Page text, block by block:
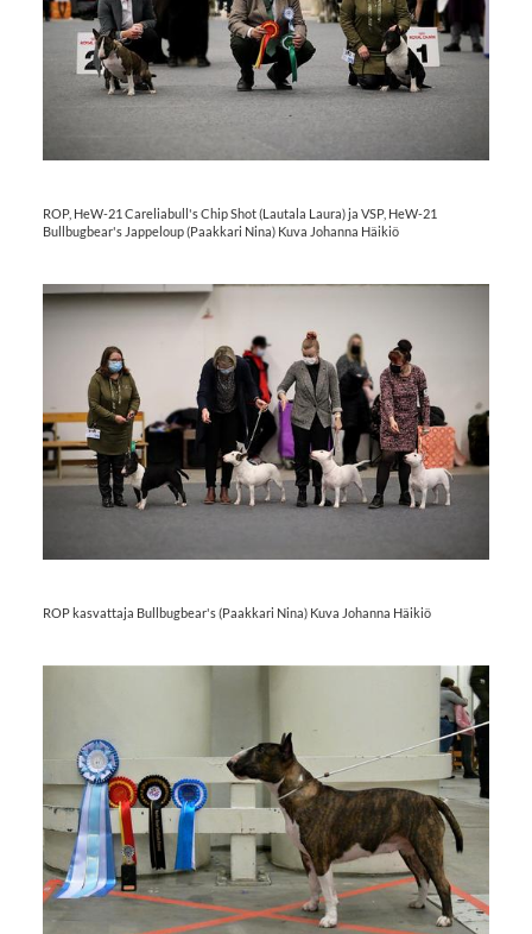
ROP, HeW-21 Careliabull's Chip Shot (Lautala Laura) ja VSP, HeW-21
Bullbugbear's Jappeloup (Paakkari Nina) Kuva Johanna Häikiö
ROP kasvattaja Bullbugbear's (Paakkari Nina) Kuva Johanna Häikiö